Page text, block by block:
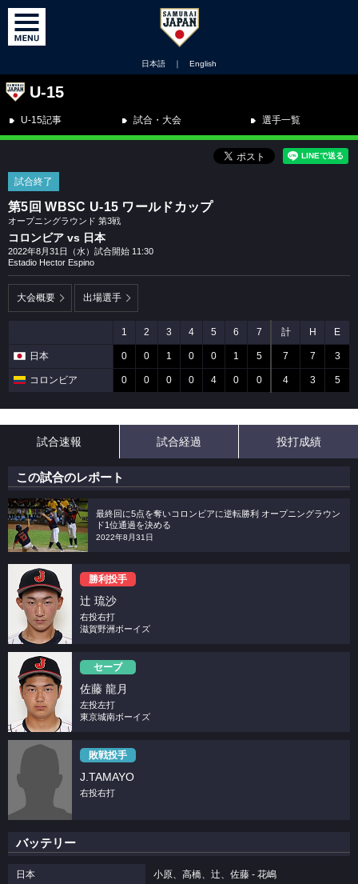
日本語 ｜ English
U-15
U-15記事 試合・大会 選手一覧
試合終了
第5回 WBSC U-15 ワールドカップ
オープニングラウンド 第3戦
コロンビア vs 日本
2022年8月31日（水）試合開始 11:30
Estadio Hector Espino
大会概要 出場選手
1 2 3 4 5 6 7 計 H E
日本 0 0 1 0 0 1 5 7 7 3
コロンビア 0 0 0 0 4 0 0 4 3 5
試合速報 試合経過 投打成績
この試合のレポート
最終回に5点を奪いコロンビアに逆転勝利 オープニングラウン
ド1位通過を決める
2022年8月31日
勝利投手
辻 琉沙
右投右打
滋賀野洲ボーイズ
セーブ
佐藤 龍月
左投左打
東京城南ボーイズ
敗戦投手
J.TAMAYO
右投右打
バッテリー
日本 小原、高橋、辻、佐藤 - 花嶋